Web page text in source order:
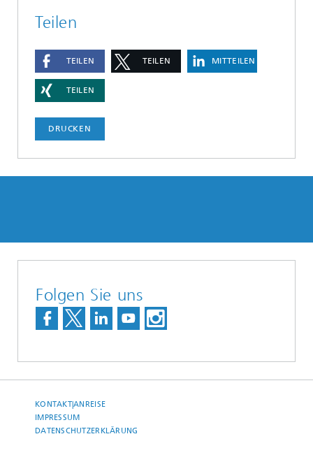
Teilen
TEILEN TEILEN MITTEILEN
TEILEN
DRUCKEN
Folgen Sie uns
KONTAKT|ANREISE
IMPRESSUM
DATENSCHUTZERKLÄRUNG